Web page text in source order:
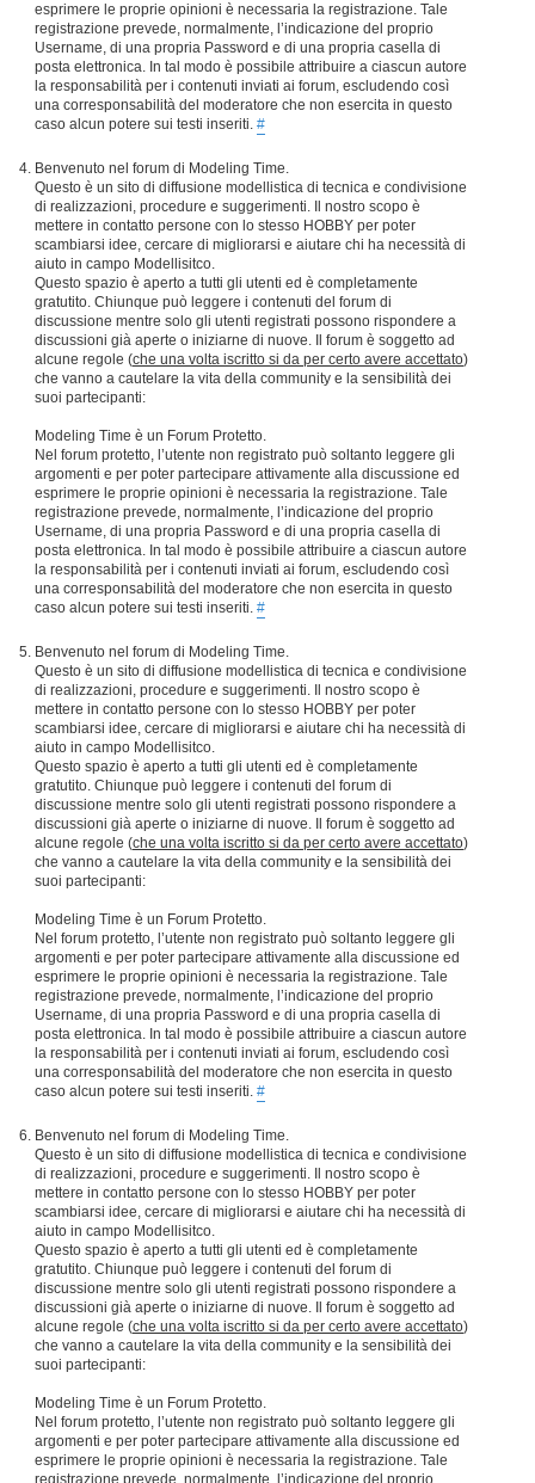
esprimere le proprie opinioni è necessaria la registrazione. Tale
registrazione prevede, normalmente, l’indicazione del proprio
Username, di una propria Password e di una propria casella di
posta elettronica. In tal modo è possibile attribuire a ciascun autore
la responsabilità per i contenuti inviati ai forum, escludendo così
una corresponsabilità del moderatore che non esercita in questo
caso alcun potere sui testi inseriti. #
Benvenuto nel forum di Modeling Time.
Questo è un sito di diffusione modellistica di tecnica e condivisione
di realizzazioni, procedure e suggerimenti. Il nostro scopo è
mettere in contatto persone con lo stesso HOBBY per poter
scambiarsi idee, cercare di migliorarsi e aiutare chi ha necessità di
aiuto in campo Modellisitco.
Questo spazio è aperto a tutti gli utenti ed è completamente
gratutito. Chiunque può leggere i contenuti del forum di
discussione mentre solo gli utenti registrati possono rispondere a
discussioni già aperte o iniziarne di nuove. Il forum è soggetto ad
alcune regole (che una volta iscritto si da per certo avere accettato)
che vanno a cautelare la vita della community e la sensibilità dei
suoi partecipanti:
Modeling Time è un Forum Protetto.
Nel forum protetto, l’utente non registrato può soltanto leggere gli
argomenti e per poter partecipare attivamente alla discussione ed
esprimere le proprie opinioni è necessaria la registrazione. Tale
registrazione prevede, normalmente, l’indicazione del proprio
Username, di una propria Password e di una propria casella di
posta elettronica. In tal modo è possibile attribuire a ciascun autore
la responsabilità per i contenuti inviati ai forum, escludendo così
una corresponsabilità del moderatore che non esercita in questo
caso alcun potere sui testi inseriti. #
Benvenuto nel forum di Modeling Time.
Questo è un sito di diffusione modellistica di tecnica e condivisione
di realizzazioni, procedure e suggerimenti. Il nostro scopo è
mettere in contatto persone con lo stesso HOBBY per poter
scambiarsi idee, cercare di migliorarsi e aiutare chi ha necessità di
aiuto in campo Modellisitco.
Questo spazio è aperto a tutti gli utenti ed è completamente
gratutito. Chiunque può leggere i contenuti del forum di
discussione mentre solo gli utenti registrati possono rispondere a
discussioni già aperte o iniziarne di nuove. Il forum è soggetto ad
alcune regole (che una volta iscritto si da per certo avere accettato)
che vanno a cautelare la vita della community e la sensibilità dei
suoi partecipanti:
Modeling Time è un Forum Protetto.
Nel forum protetto, l’utente non registrato può soltanto leggere gli
argomenti e per poter partecipare attivamente alla discussione ed
esprimere le proprie opinioni è necessaria la registrazione. Tale
registrazione prevede, normalmente, l’indicazione del proprio
Username, di una propria Password e di una propria casella di
posta elettronica. In tal modo è possibile attribuire a ciascun autore
la responsabilità per i contenuti inviati ai forum, escludendo così
una corresponsabilità del moderatore che non esercita in questo
caso alcun potere sui testi inseriti. #
Benvenuto nel forum di Modeling Time.
Questo è un sito di diffusione modellistica di tecnica e condivisione
di realizzazioni, procedure e suggerimenti. Il nostro scopo è
mettere in contatto persone con lo stesso HOBBY per poter
scambiarsi idee, cercare di migliorarsi e aiutare chi ha necessità di
aiuto in campo Modellisitco.
Questo spazio è aperto a tutti gli utenti ed è completamente
gratutito. Chiunque può leggere i contenuti del forum di
discussione mentre solo gli utenti registrati possono rispondere a
discussioni già aperte o iniziarne di nuove. Il forum è soggetto ad
alcune regole (che una volta iscritto si da per certo avere accettato)
che vanno a cautelare la vita della community e la sensibilità dei
suoi partecipanti:
Modeling Time è un Forum Protetto.
Nel forum protetto, l’utente non registrato può soltanto leggere gli
argomenti e per poter partecipare attivamente alla discussione ed
esprimere le proprie opinioni è necessaria la registrazione. Tale
registrazione prevede, normalmente, l’indicazione del proprio